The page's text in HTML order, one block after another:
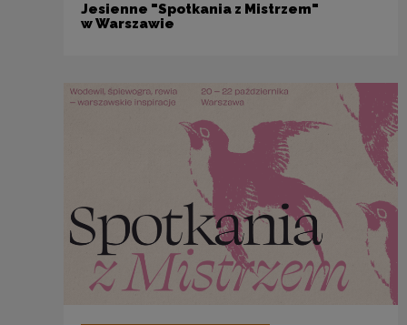
Jesienne "Spotkania z Mistrzem"
w Warszawie